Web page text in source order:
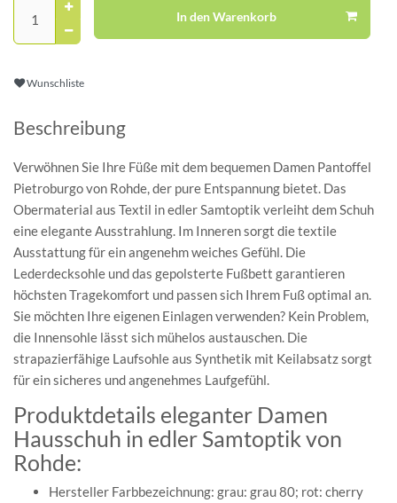
In den Warenkorb
Wunschliste
Beschreibung
Verwöhnen Sie Ihre Füße mit dem bequemen Damen Pantoffel
Pietroburgo von Rohde, der pure Entspannung bietet. Das
Obermaterial aus Textil in edler Samtoptik verleiht dem Schuh
eine elegante Ausstrahlung. Im Inneren sorgt die textile
Ausstattung für ein angenehm weiches Gefühl. Die
Lederdecksohle und das gepolsterte Fußbett garantieren
höchsten Tragekomfort und passen sich Ihrem Fuß optimal an.
Sie möchten Ihre eigenen Einlagen verwenden? Kein Problem,
die Innensohle lässt sich mühelos austauschen. Die
strapazierfähige Laufsohle aus Synthetik mit Keilabsatz sorgt
für ein sicheres und angenehmes Laufgefühl.
Produktdetails eleganter Damen
Hausschuh in edler Samtoptik von
Rohde:
Hersteller Farbbezeichnung: grau: grau 80; rot: cherry